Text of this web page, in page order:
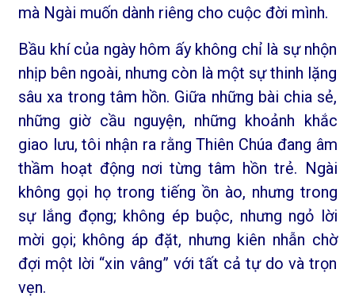
mà Ngài muốn dành riêng cho cuộc đời mình.
Bầu khí của ngày hôm ấy không chỉ là sự nhộn
nhịp bên ngoài, nhưng còn là một sự thinh lặng
sâu xa trong tâm hồn. Giữa những bài chia sẻ,
những giờ cầu nguyện, những khoảnh khắc
giao lưu, tôi nhận ra rằng Thiên Chúa đang âm
thầm hoạt động nơi từng tâm hồn trẻ. Ngài
không gọi họ trong tiếng ồn ào, nhưng trong
sự lắng đọng; không ép buộc, nhưng ngỏ lời
mời gọi; không áp đặt, nhưng kiên nhẫn chờ
đợi một lời “xin vâng” với tất cả tự do và trọn
vẹn.